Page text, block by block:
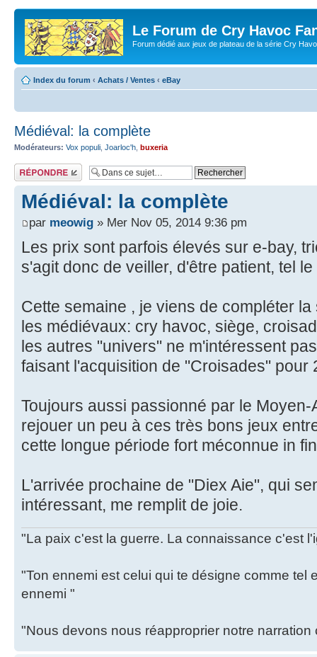
Le Forum de Cry Havoc
Forum dédié aux jeux de plateau de la série Cry
Index du forum ‹ Achats / Ventes ‹ eBay
Médiéval: la complète
Modérateurs: Vox populi Joarloc'h buxeria
Répondre
Médiéval: la complète
par meowig » Mer Nov 05, 2014 9:36 pm
Les prix sont parfois élevés sur e-bay,
s'agit donc de veiller, d'être patient, tel le
Cette semaine , je viens de compléter
les médiévaux: cry havoc, siège,
les autres "univers" ne m'intéressent
faisant l'acquisition de "Croisades" pour
Toujours aussi passionné par le
rejouer un peu à ces très bons jeux
cette longue période fort méconnue in
L'arrivée prochaine de "Diex Aie", qui
intéressant, me remplit de joie.
"La paix c'est la guerre. La connaissance c'est
"Ton ennemi est celui qui te désigne comme tel
ennemi "
"Nous devons nous réapproprier notre narration